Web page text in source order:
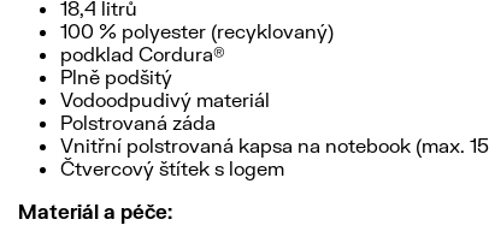
18,4 litrů
100 % polyester (recyklovaný)
podklad Cordura®
Plně podšitý
Vodoodpudivý materiál
Polstrovaná záda
Vnitřní polstrovaná kapsa na notebook (max.
Čtvercový štítek s logem
Materiál a péče: